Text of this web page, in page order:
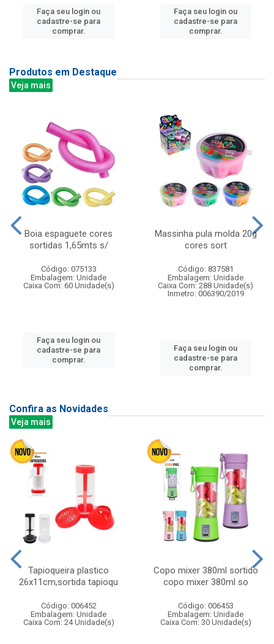
Faça seu login ou
cadastre-se para
comprar.
Faça seu login ou
cadastre-se para
comprar.
Produtos em Destaque
Veja mais
Boia espaguete cores
sortidas 1,65mts s/
Código: 075133
Embalagem: Unidade
Caixa Com: 60 Unidade(s)
Faça seu login ou
cadastre-se para
comprar.
Massinha pula molda 20g
cores sort
Código: 837581
Embalagem: Unidade
Caixa Com: 288 Unidade(s)
Inmetro: 006390/2019
Faça seu login ou
cadastre-se para
comprar.
Confira as Novidades
Veja mais
Tapioqueira plastico
26x11cm,sortida tapioqu
Código: 006452
Embalagem: Unidade
Caixa Com: 24 Unidade(s)
Copo mixer 380ml sortido
copo mixer 380ml so
Código: 006453
Embalagem: Unidade
Caixa Com: 30 Unidade(s)